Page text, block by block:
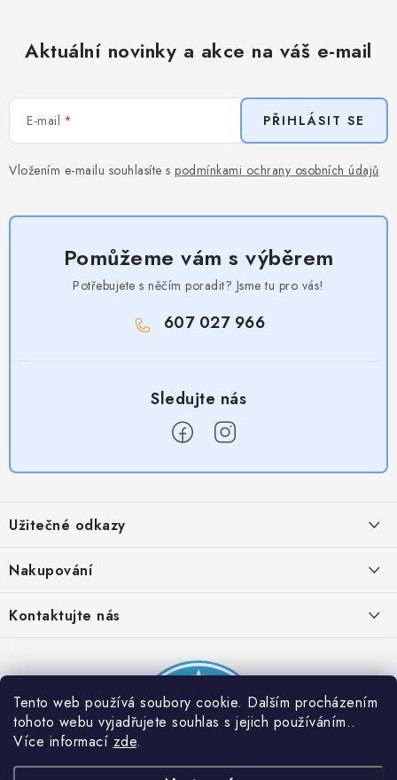
Tento web používá soubory cookie. Dalším procházením
tohoto webu vyjadřujete souhlas s jejich používáním..
Více informací zde.
Aktuální novinky a akce na váš e-mail
E-mail
Vložením e-mailu souhlasíte s podmínkami ochrany osobních údajů
PŘIHLÁSIT SE
Pomůžeme vám s výběrem
Potřebujete s něčím poradit? Jsme tu pro vás!
607 027 966
p
a
Užitečné odkazy
Provizní systém
Partner stránek: Super plecháček
Nakupování
Podmínky akce 2 + 1 zdarma
Kontaktujte nás